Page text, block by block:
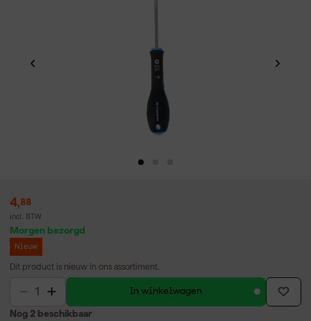
4,88
incl. BTW
Morgen bezorgd
Nieuw
Dit product is nieuw in ons assortiment.
In winkelwagen
Nog 2 beschikbaar